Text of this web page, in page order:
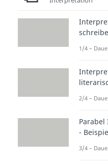
1/4 –
2/4 –
-
3/4 –